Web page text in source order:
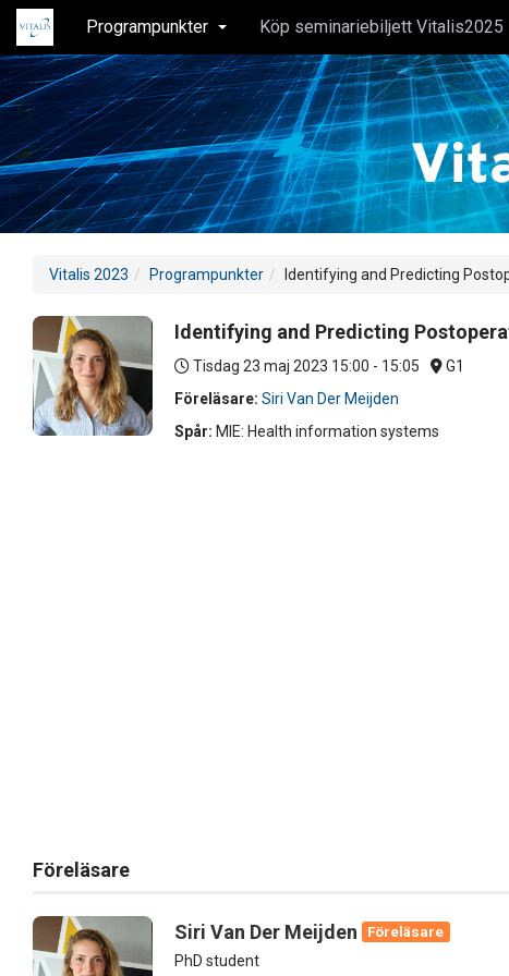
Programpunkter Köp seminariebiljett Vitalis2025
Vitalis 2023 Programpunkter Identifying and Predicting
Identifying and Predicting
Tisdag 23 maj 2023 15:00 - 15:05
G1
Föreläsare: Siri Van Der Meijden
Spår: MIE: Health information systems
Föreläsare
Siri Van Der Meijden
Föreläsare
PhD student